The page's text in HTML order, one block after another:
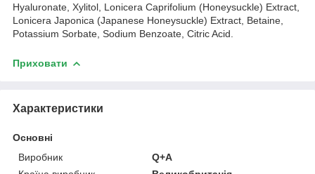
Hyaluronate, Xylitol, Lonicera Caprifolium (Honeysuckle) Extract,
Lonicera Japonica (Japanese Honeysuckle) Extract, Betaine,
Potassium Sorbate, Sodium Benzoate, Citric Acid.
Приховати
Характеристики
Основні
Виробник
Q+A